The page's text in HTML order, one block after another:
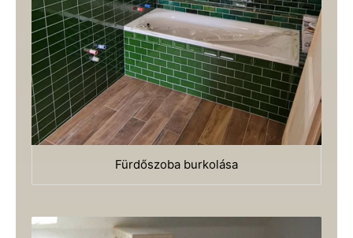
Fürdőszoba burkolása